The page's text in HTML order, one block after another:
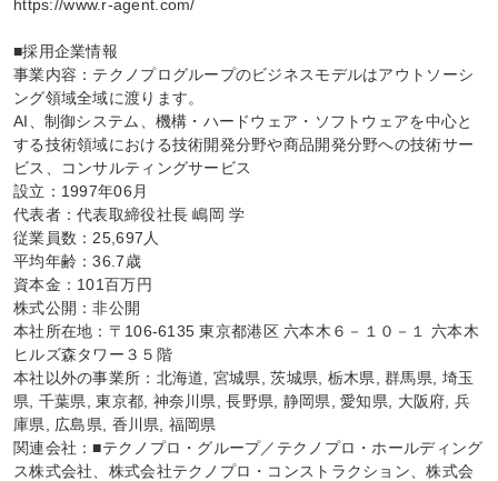
https://www.r-agent.com/
■採用企業情報
事業内容：テクノプログループのビジネスモデルはアウトソーシ
ング領域全域に渡ります。
AI、制御システム、機構・ハードウェア・ソフトウェアを中心と
する技術領域における技術開発分野や商品開発分野への技術サー
ビス、コンサルティングサービス
設立：1997年06月
代表者：代表取締役社長 嶋岡 学
従業員数：25,697人
平均年齢：36.7歳
資本金：101百万円
株式公開：非公開
本社所在地：〒106-6135 東京都港区 六本木６－１０－１ 六本木
ヒルズ森タワー３５階
本社以外の事業所：北海道, 宮城県, 茨城県, 栃木県, 群馬県, 埼玉
県, 千葉県, 東京都, 神奈川県, 長野県, 静岡県, 愛知県, 大阪府, 兵
庫県, 広島県, 香川県, 福岡県
関連会社：■テクノプロ・グループ／テクノプロ・ホールディング
ス株式会社、株式会社テクノプロ・コンストラクション、株式会